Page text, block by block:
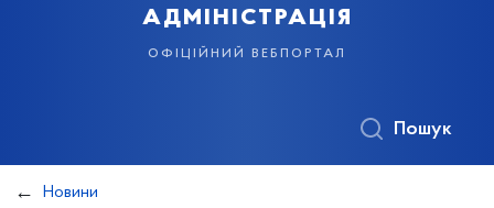
адміністрація
офіційний вебпортал
Пошук
Новини